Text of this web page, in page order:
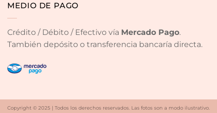
MEDIO DE PAGO
Crédito / Débito / Efectivo vía Mercado Pago.
También depósito o transferencia bancaría directa.
Copyright © 2025 | Todos los derechos reservados. Las fotos son a modo ilustrativo.